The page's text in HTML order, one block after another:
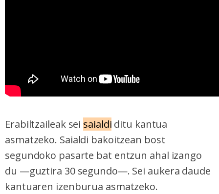
Erabiltzaileak sei saialdi ditu kantua
asmatzeko. Saialdi bakoitzean bost
segundoko pasarte bat entzun ahal izango
du —guztira 30 segundo—. Sei aukera daude
kantuaren izenburua asmatzeko.